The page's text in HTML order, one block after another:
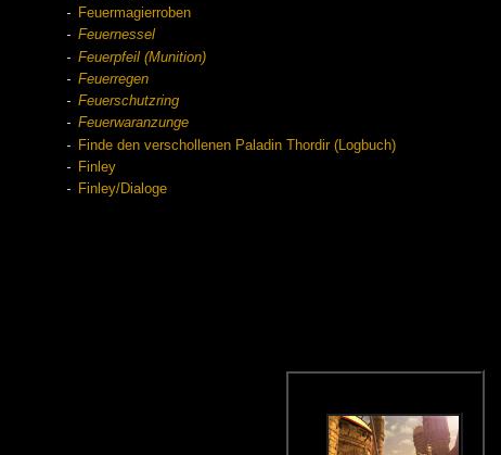
Feuermagierroben
Feuernessel
Feuerpfeil (Munition)
Feuerregen
Feuerschutzring
Feuerwaranzunge
Finde den verschollenen Paladin Thordir (Logbuch)
Finley
Finley/Dialoge